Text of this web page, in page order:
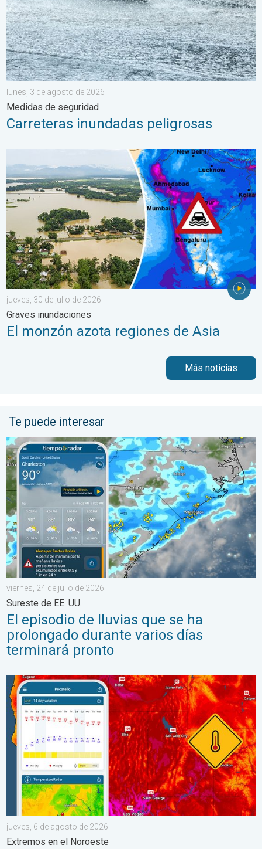
lunes, 3 de agosto de 2026
Medidas de seguridad
Carreteras inundadas peligrosas
El monzón azota regiones de Asia. Graves inundaciones. . .
jueves, 30 de julio de 2026
Graves inundaciones
El monzón azota regiones de Asia
Más noticias
Te puede interesar
El episodio de lluvias que se ha prolongado durante varios
viernes, 24 de julio de 2026
Sureste de EE. UU.
El episodio de lluvias que se ha
prolongado durante varios días
terminará pronto
Salto de 50 grados Fahrenheit. Extremos en el Noroeste. . .
jueves, 6 de agosto de 2026
Extremos en el Noroeste